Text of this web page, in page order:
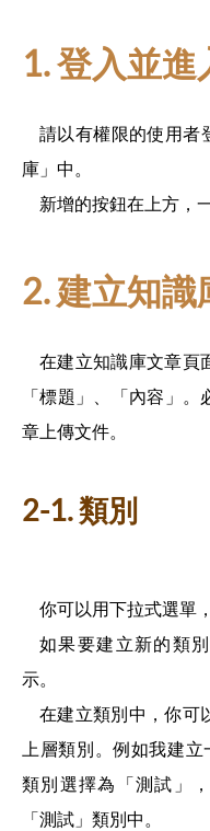
1. 登入並
請以有權限的使用者
庫」中。
新增的按鈕在上方，
2. 建立知識
在建立知識庫文章頁
「標題」、「內容」
章上傳文件。
2-1. 類別
你可以用下拉式選單
如果要建立新的類
示。
在建立類別中，你可
上層類別。例如我建
類別選擇為「測試」
「測試」類別中。